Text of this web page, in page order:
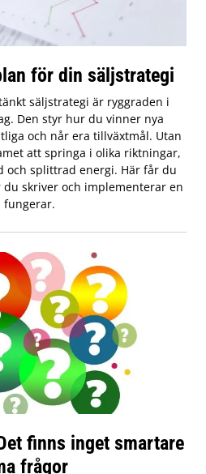
för din säljstrategi
säljstrategi är ryggraden i
Den styr hur du vinner nya
och når era tillväxtmål. Utan
att springa i olika riktningar,
splittrad energi. Här får du
skriver och implementerar en
fungerar.
finns inget smartare
frågor